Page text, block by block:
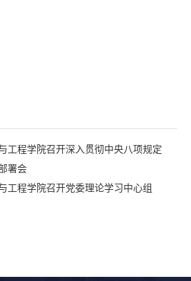
工程学院召开深入贯彻中央八项规定
署会
工程学院召开党委理论学习中心组